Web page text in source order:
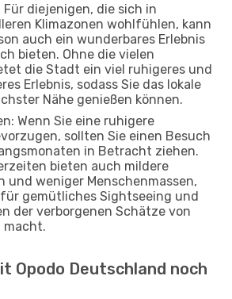
Für diejenigen, die sich in
Klimazonen wohlfühlen, kann
auch ein wunderbares Erlebnis
bieten. Ohne die vielen
die Stadt ein viel ruhigeres und
Erlebnis, sodass Sie das lokale
Nähe genießen können.
Wenn Sie eine ruhigere
sollten Sie einen Besuch
in Betracht ziehen.
bieten auch mildere
und weniger Menschenmassen,
gemütliches Sightseeing und
der verborgenen Schätze von
macht.
Opodo Deutschland noch